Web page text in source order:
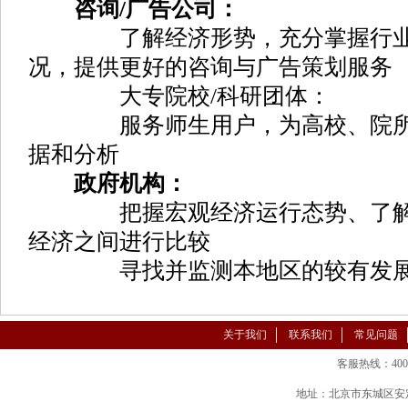
咨询/广告公司：
了解经济形势，充分掌握行业
况，提供更好的咨询与广告策划服务
大专院校/科研团体：
服务师生用户，为高校、院所
据和分析
政府机构：
把握宏观经济运行态势、了解
经济之间进行比较
寻找并监测本地区的较有发展
关于我们 联系我们 常见问题
客服热线：
地址：北京市东城区